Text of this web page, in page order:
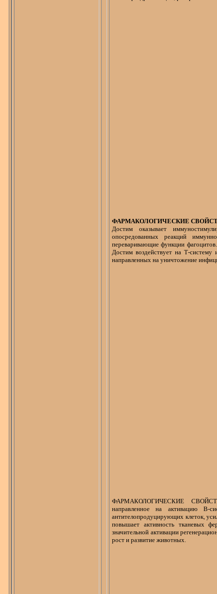
ФАРМАКОЛОГИЧЕСКИЕ
Достим оказывает
опосредованных реакций
переваривающие функции
Достим воздействует на Т-систему
направленных на уничтожение
ФАРМАКОЛОГИЧЕСКИЕ
направленное на активацию В-
антителопродуцирующих клеток,
повышает активность тканевых
значительной активации
рост и развитие животных.